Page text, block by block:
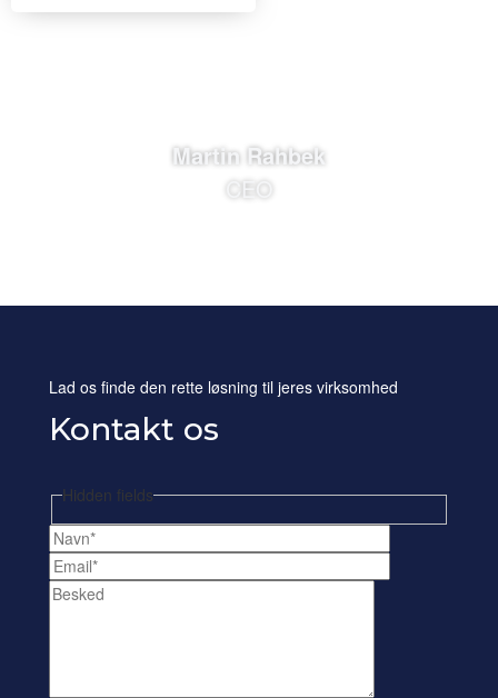
Martin Rahbek
CEO
Lad os finde den rette løsning til jeres virksomhed
Kontakt os
Hidden fields